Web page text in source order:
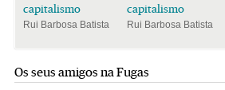
capitalismo
Rui Barbosa Batista
capitalismo
Rui Barbosa Batista
Os seus amigos na Fugas